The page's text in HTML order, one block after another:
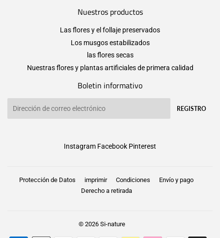
Nuestros productos
Las flores y el follaje preservados
Los musgos estabilizados
las flores secas
Nuestras flores y plantas artificiales de primera calidad
Boletin informativo
REGISTRO
Instagram Facebook Pinterest
Protección de Datos imprimir Condiciones
Envío y pago
Derecho a retirada
© 2026 Si-nature